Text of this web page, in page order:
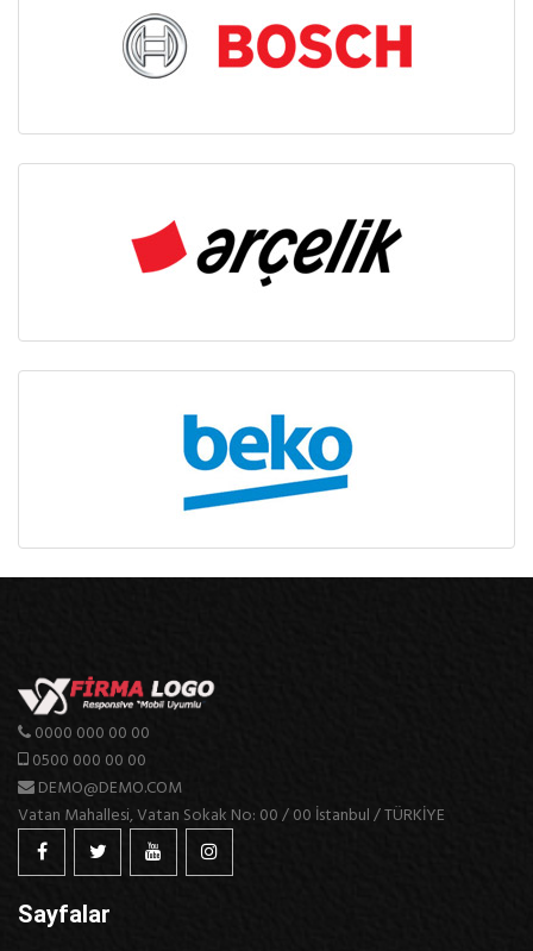
0000 000 00 00
0500 000 00 00
DEMO@DEMO.COM
Vatan Mahallesi, Vatan Sokak No: 00 / 00 İstanbul / TÜRKİYE
Sayfalar